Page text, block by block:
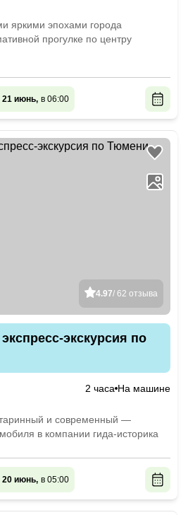
яркими эпохами города
прогулке по центру
21 июнь, в 06:00
4.97/ 62 отзыва
экскурсия по
2 часа На машине
и современный —
в компании гида-историка
20 июнь, в 05:00